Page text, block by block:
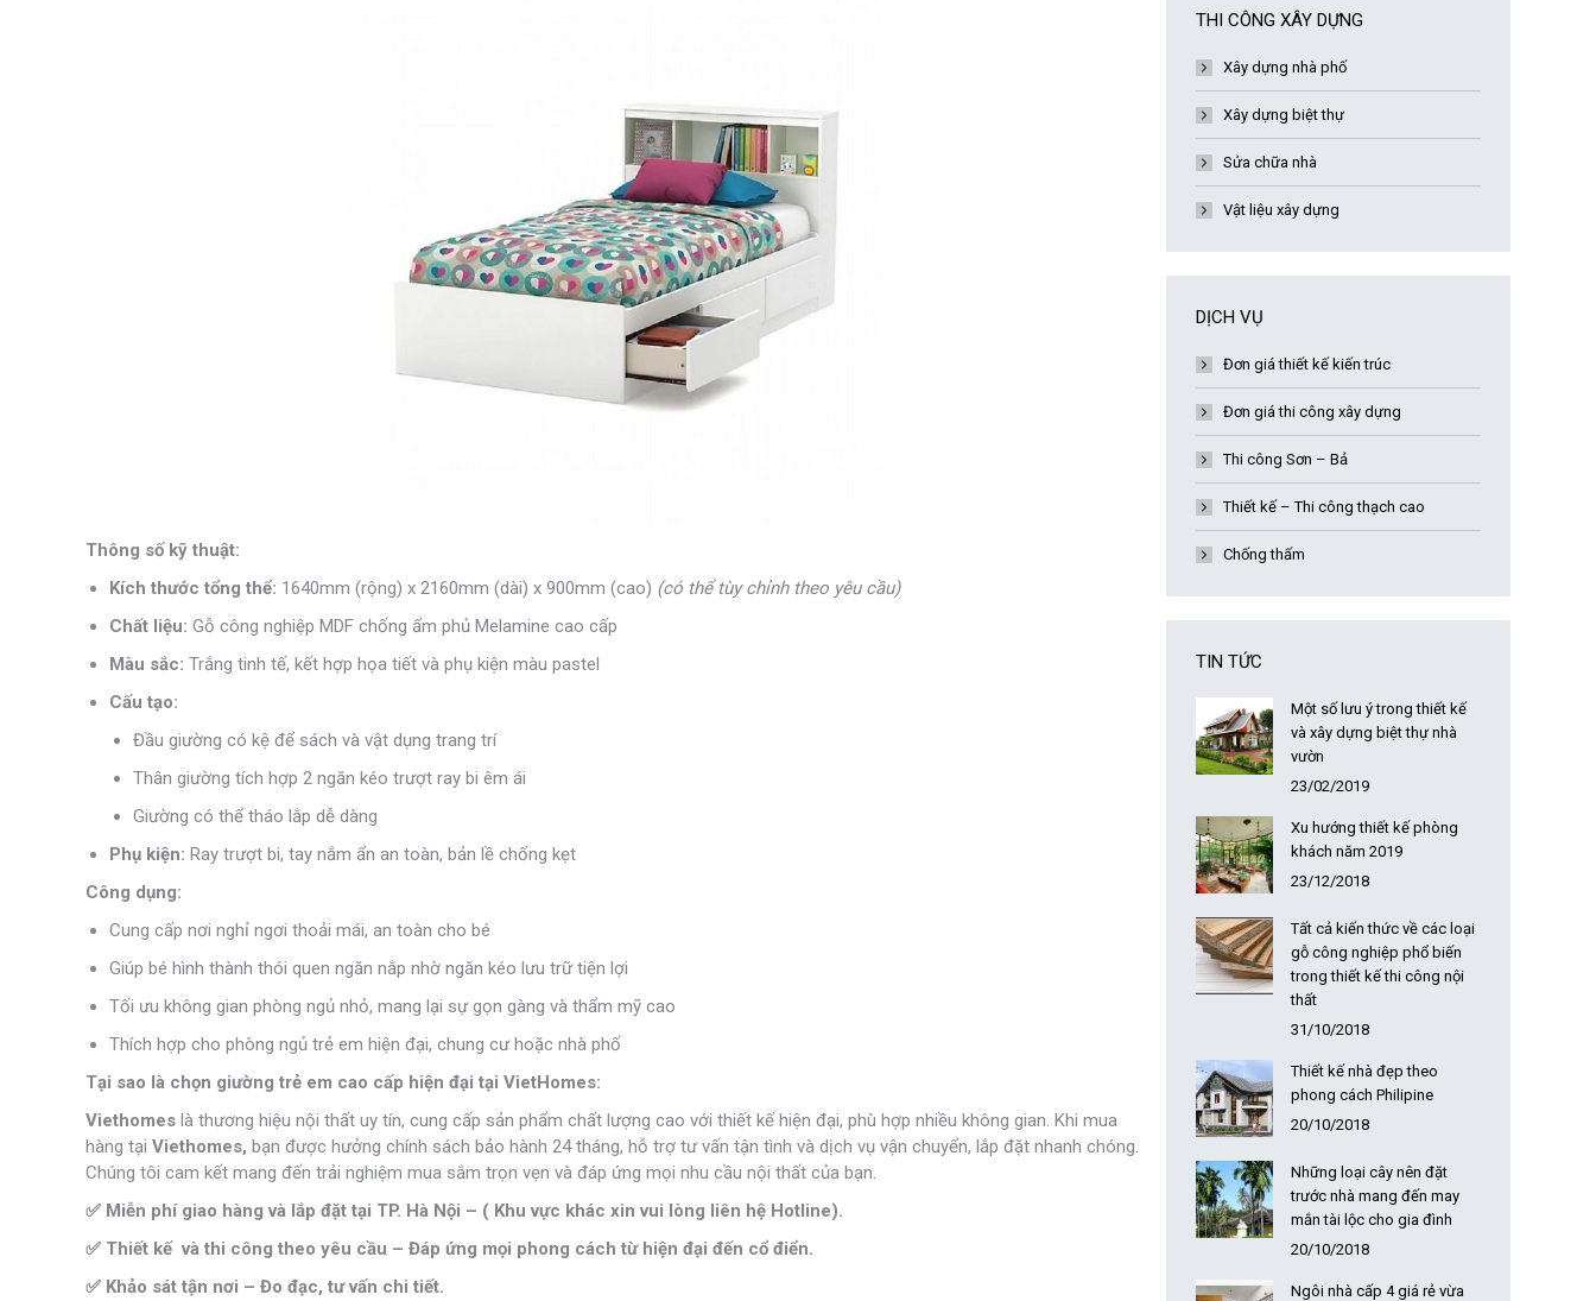
Thông số kỹ thuật:
Kích thước tổng thể: 1640mm (rộng) x 2160mm (dài) x 900mm (cao) (có thể tùy chỉnh theo yêu cầu)
Chất liệu: Gỗ công nghiệp MDF chống ẩm phủ Melamine cao cấp
Màu sắc: Trắng tinh tế, kết hợp họa tiết và phụ kiện màu pastel
Cấu tạo:
Đầu giường có kệ để sách và vật dụng trang trí
Thân giường tích hợp 2 ngăn kéo trượt ray bi êm ái
Giường có thể tháo lắp dễ dàng
Phụ kiện: Ray trượt bi, tay nắm ẩn an toàn, bản lề chống kẹt
Công dụng:
Cung cấp nơi nghỉ ngơi thoải mái, an toàn cho bé
Giúp bé hình thành thói quen ngăn nắp nhờ ngăn kéo lưu trữ tiện lợi
Tối ưu không gian phòng ngủ nhỏ, mang lại sự gọn gàng và thẩm mỹ cao
Thích hợp cho phòng ngủ trẻ em hiện đại, chung cư hoặc nhà phố
Tại sao là chọn giường trẻ em cao cấp hiện đại tại VietHomes:
Viethomes là thương hiệu nội thất uy tín, cung cấp sản phẩm chất lượng cao với thiết kế hiện đại, phù hợp nhiều không gian. Khi mua
hàng tại Viethomes, bạn được hưởng chính sách bảo hành 24 tháng, hỗ trợ tư vấn tận tình và dịch vụ vận chuyển, lắp đặt nhanh chóng.
Chúng tôi cam kết mang đến trải nghiệm mua sắm trọn vẹn và đáp ứng mọi nhu cầu nội thất của bạn.
✅ Miễn phí giao hàng và lắp đặt tại TP. Hà Nội – ( Khu vực khác xin vui lòng liên hệ Hotline).
✅ Thiết kế và thi công theo yêu cầu – Đáp ứng mọi phong cách từ hiện đại đến cổ điển.
✅ Khảo sát tận nơi – Đo đạc, tư vấn chi tiết.
THI CÔNG XÂY DỰNG
Xây dựng nhà phố
Xây dựng biệt thự
Sửa chữa nhà
Vật liệu xây dựng
DỊCH VỤ
Đơn giá thiết kế kiến trúc
Đơn giá thi công xây dựng
Thi công Sơn – Bả
Thiết kế – Thi công thạch cao
Chống thấm
TIN TỨC
Một số lưu ý trong thiết kế
và xây dựng biệt thự nhà
vườn
23/02/2019
Xu hướng thiết kế phòng
khách năm 2019
23/12/2018
Tất cả kiến thức về các loại
gỗ công nghiệp phổ biến
trong thiết kế thi công nội
thất
31/10/2018
Thiết kế nhà đẹp theo
phong cách Philipine
20/10/2018
Những loại cây nên đặt
trước nhà mang đến may
mắn tài lộc cho gia đình
20/10/2018
Ngôi nhà cấp 4 giá rẻ vừa